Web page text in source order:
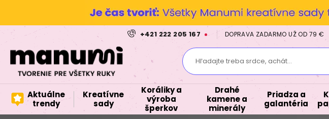
+421 222 205 167 DOPRAVA ZADARMO UŽ OD 79 €
Hľadajte treba srdce, achát...
Aktuálne
trendy
Kreatívne
sady
Koráliky a
výroba
šperkov
Drahé
kamene a
minerály
Priadza a
galantéria